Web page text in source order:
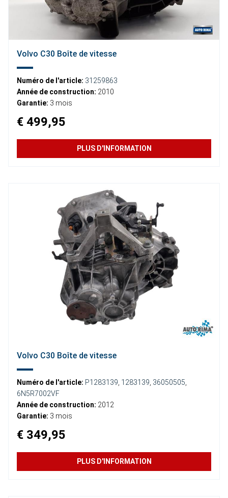
Volvo C30 Boîte de vitesse
Numéro de l'article: 31259863
Année de construction: 2010
Garantie: 3 mois
€ 499,95
PLUS D'INFORMATION
Volvo C30 Boîte de vitesse
Numéro de l'article: P1283139 1283139 36050505
6N5R7002VF
Année de construction: 2012
Garantie: 3 mois
€ 349,95
PLUS D'INFORMATION